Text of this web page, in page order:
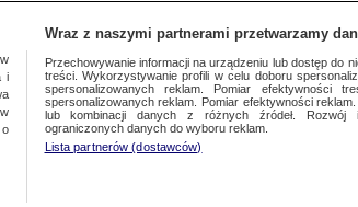
FAKTACH FAKTY O ŚWIECIE
i
Wraz z naszymi partnerami przetwarzamy
Przechowywanie informacji na urządzeniu lub dostęp do
treści. Wykorzystywanie profili w celu doboru
spersonalizowanych reklam. Pomiar efektywności
spersonalizowanych reklam. Pomiar efektywności
lub kombinacji danych z różnych źródeł. Rozwój i
ograniczonych danych do wyboru reklam.
Lista partnerów (dostawców)